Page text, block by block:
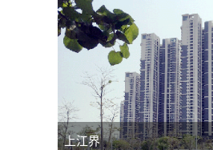
上江界